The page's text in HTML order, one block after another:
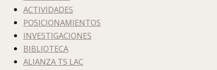
ACTIVIDADES
POSICIONAMIENTOS
INVESTIGACIONES
BIBLIOTECA
ALIANZA TS LAC